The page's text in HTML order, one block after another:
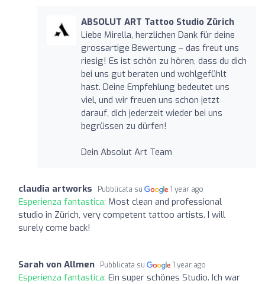
ABSOLUT ART Tattoo Studio Zürich
Liebe Mirella, herzlichen Dank für deine
grossartige Bewertung – das freut uns
riesig! Es ist schön zu hören, dass du dich
bei uns gut beraten und wohlgefühlt
hast. Deine Empfehlung bedeutet uns
viel, und wir freuen uns schon jetzt
darauf, dich jederzeit wieder bei uns
begrüssen zu dürfen!
Dein Absolut Art Team
claudia artworks Pubblicata su 1 year ago
Esperienza fantastica: Most clean and professional
studio in Zürich, very competent tattoo artists. I will
surely come back!
Sarah von Allmen Pubblicata su 1 year ago
Esperienza fantastica: Ein super schönes Studio. Ich war